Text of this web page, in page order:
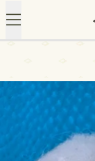
Menu